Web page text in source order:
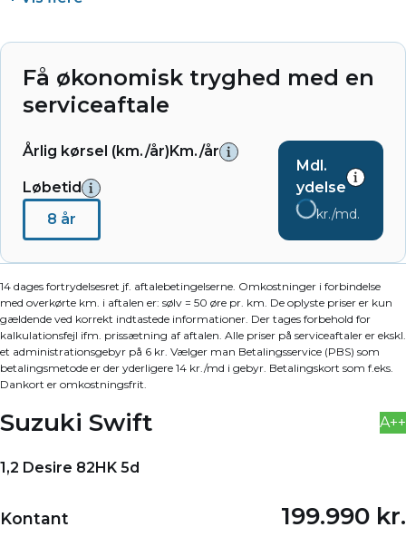
Få økonomisk tryghed med en
serviceaftale
Årlig kørsel (km./år)Km./år
Løbetid
8 år
Mdl.
ydelse
kr./md.
14 dages fortrydelsesret jf. aftalebetingelserne. Omkostninger i forbindelse
med overkørte km. i aftalen er: sølv = 50 øre pr. km. De oplyste priser er kun
gældende ved korrekt indtastede informationer. Der tages forbehold for
kalkulationsfejl ifm. prissætning af aftalen. Alle priser på serviceaftaler er ekskl.
et administrationsgebyr på 6 kr. Vælger man Betalingsservice (PBS) som
betalingsmetode er der yderligere 14 kr./md i gebyr. Betalingskort som f.eks.
Dankort er omkostningsfrit.
Suzuki Swift
1,2 Desire 82HK 5d
A++
Kontant 199.990 kr.